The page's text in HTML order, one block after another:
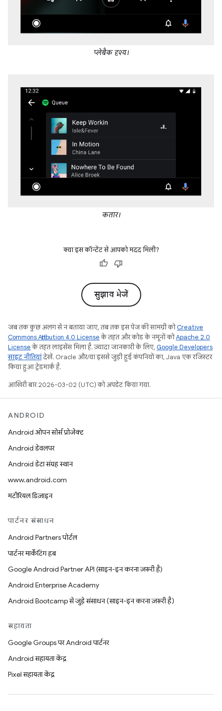
प्लेबैक दृश्य।
कतार।
क्या इस कॉन्टेंट से आपको मदद मिली?
सुझाव भेजें
जब तक कुछ अलग से न बताया जाए, तब तक इस पेज की सामग्री कोCreative
Commons Attribution 4.0 Licenseके तहत और कोड के नमूनों कोApache 2.0
Licenseके तहत लाइसेंस मिला है. ज़्यादा जानकारी के लिए,Google Developers
साइट नीतियांदेखें. Oracle और/या इससे जुड़ी हुई कंपनियों का, Java एक रजिस्टर
किया हुआ ट्रेडमार्क है.
आखिरी बार 2026-03-02 (UTC) को अपडेट किया गया.
ANDROID
Android ओपन सोर्स प्रोजेक्ट
Android डेवलपर
Android डेटा संग्रह स्थान
www.android.com
मटीरियल डिज़ाइन
पार्टनर संसाधन
Android Partners पोर्टल
पार्टनर मार्केटिंग हब
Google Android Partner API (साइन-इन करना ज़रूरी है)
Android Enterprise Academy
Android Bootcamp से जुड़े संसाधन (साइन-इन करना ज़रूरी है)
सहायता
Google Groups पर Android पार्टनर
Android सहायता केंद्र
Pixel सहायता केंद्र